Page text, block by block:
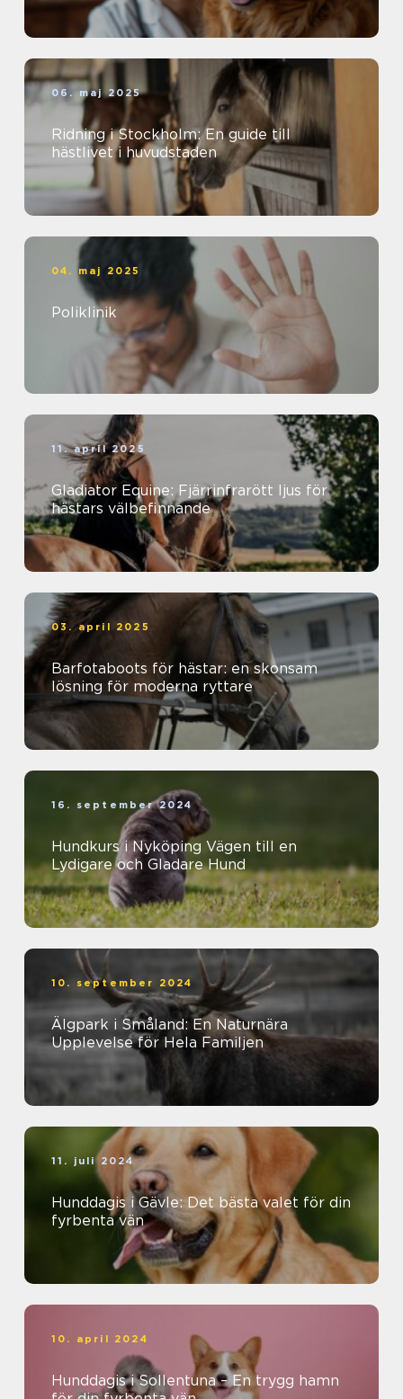
06. maj 2025
Ridning i Stockholm: En guide till
hästlivet i huvudstaden
04. maj 2025
Poliklinik
11. april 2025
Gladiator Equine: Fjärrinfrarött ljus för
hästars välbefinnande
03. april 2025
Barfotaboots för hästar: en skonsam
lösning för moderna ryttare
16. september 2024
Hundkurs i Nyköping Vägen till en
Lydigare och Gladare Hund
10. september 2024
Älgpark i Småland: En Naturnära
Upplevelse för Hela Familjen
11. juli 2024
Hunddagis i Gävle: Det bästa valet för din
fyrbenta vän
10. april 2024
Hunddagis i Sollentuna – En trygg hamn